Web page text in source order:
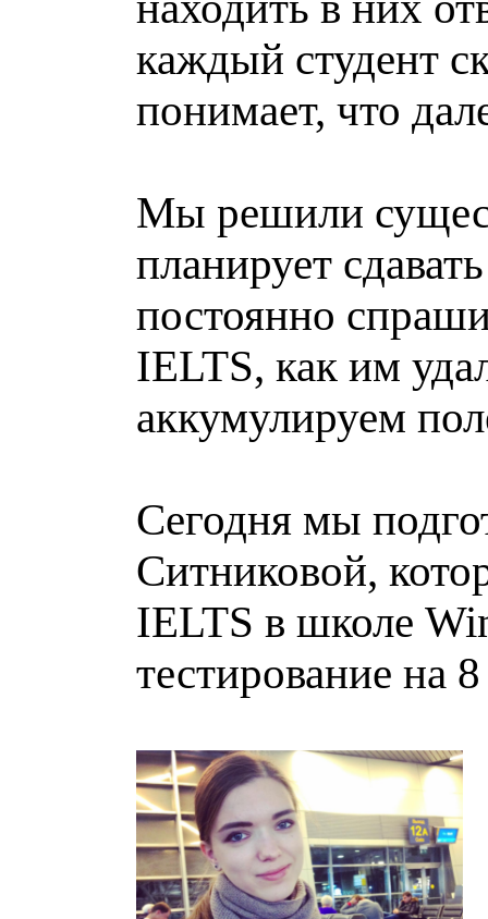
каждый студент
понимает, что
Мы решили
планирует
постоянно
IELTS, как им
аккумулируем
Сегодня мы
Ситниковой,
IELTS в школе
тестирование на